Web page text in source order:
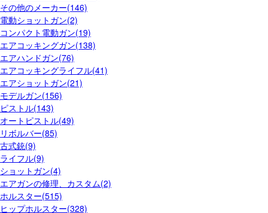
その他のメーカー(146)
電動ショットガン(2)
コンパクト電動ガン(19)
エアコッキングガン(138)
エアハンドガン(76)
エアコッキングライフル(41)
エアショットガン(21)
モデルガン(156)
ピストル(143)
オートピストル(49)
リボルバー(85)
古式銃(9)
ライフル(9)
ショットガン(4)
エアガンの修理、カスタム(2)
ホルスター(515)
ヒップホルスター(328)